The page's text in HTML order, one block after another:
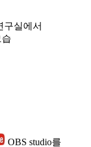
구실에서
OBS studio를